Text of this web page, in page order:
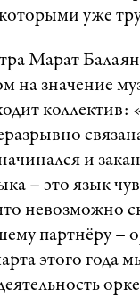
уже
Марат
на значение
и
– это язык
невозможно
партнёру –
этого года